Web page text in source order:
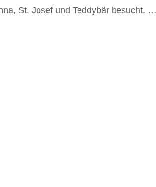
St. Josef und Teddybär besucht. …